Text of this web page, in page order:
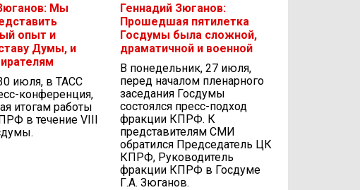
Мы
опыт и
Думы, и
июля, в ТАСС
конференция,
итогам работы
в течение VIII
Геннадий Зюганов:
Прошедшая пятилетка
Госдумы была сложной,
драматичной и военной
В понедельник, 27 июля,
перед началом пленарного
заседания Госдумы
состоялся пресс-подход
фракции КПРФ. К
представителям СМИ
обратился Председатель ЦК
КПРФ, Руководитель
фракции КПРФ в Госдуме
Г.А. Зюганов.